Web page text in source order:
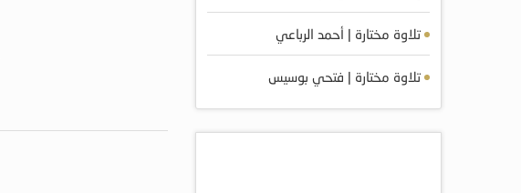
تلاوة مختارة | أحمد الرباعي
تلاوة مختارة | فتحي بوسيس